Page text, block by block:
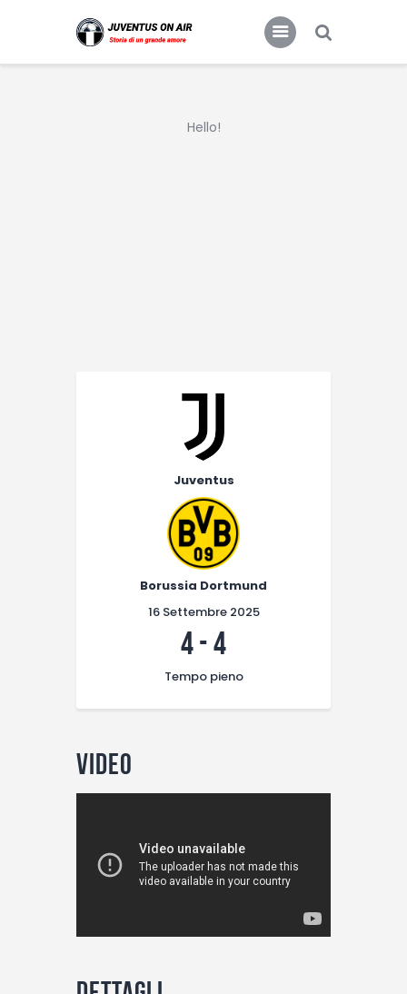
Hello!
Juventus
Borussia Dortmund
16 Settembre 2025
4-4
Tempo pieno
Video